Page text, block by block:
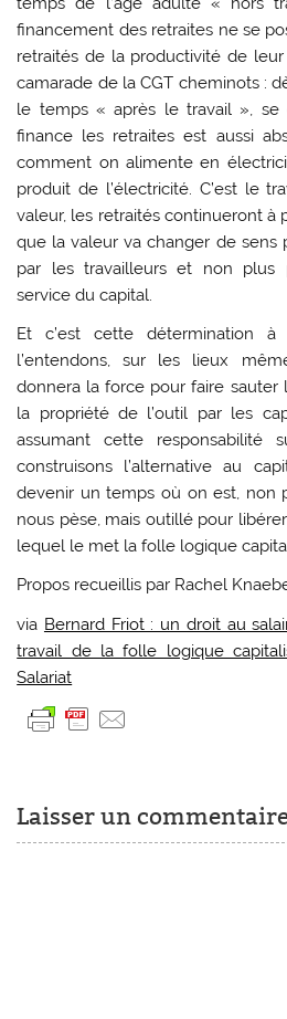
financement des retraites ne se
retraités de la productivité de
camarade de la CGT cheminots :
le temps « après le travail », se
finance les retraites est aussi
comment on alimente en
produit de l’électricité. C’est le
valeur, les retraités continueront à
que la valeur va changer de sens
par les travailleurs et non plus
service du capital.
Et c’est cette détermination à
l’entendons, sur les lieux
donnera la force pour faire sauter
la propriété de l’outil par les
assumant cette responsabilité
construisons l’alternative au
devenir un temps où on est, non
nous pèse, mais outillé pour
lequel le met la folle logique
Propos recueillis par Rachel
via Bernard Friot : un droit au
travail de la folle logique
Salariat
Laisser un